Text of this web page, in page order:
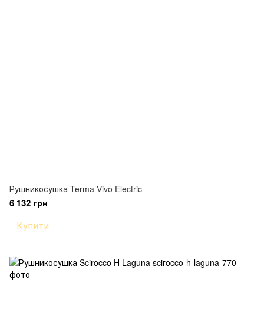
Рушникосушка Terma Vivo Electric
6 132 грн
Купити